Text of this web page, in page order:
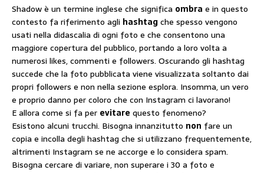
Shadow è un termine inglese che significa ombra e in questo
contesto fa riferimento agli hashtagche spesso vengono
usati nella didascalia di ogni foto e che consentono una
maggiore copertura del pubblico, portando a loro volta a
numerosi likes, commenti e followers. Oscurando gli hashtag
succede che la foto pubblicata viene visualizzata soltanto dai
propri followers e non nella sezione esplora. Insomma, un vero
e proprio danno per coloro che con Instagram ci lavorano!
E allora come si fa per evitare questo fenomeno?
Esistono alcuni trucchi. Bisogna innanzitutto non fare un
copia e incolla degli hashtag che si utilizzano frequentemente,
altrimenti Instagram se ne accorge e lo considera spam.
Bisogna cercare di variare, non superare i 30 a foto e